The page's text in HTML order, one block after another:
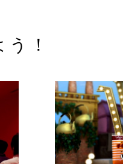
！